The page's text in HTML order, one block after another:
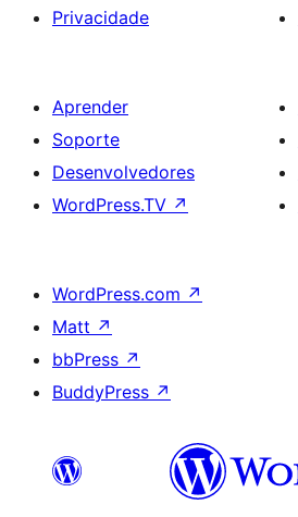
Privacidade
Aprender
Soporte
Desenvolvedores
WordPress.TV ↗
WordPress.com ↗
Matt ↗
bbPress ↗
BuddyPress ↗